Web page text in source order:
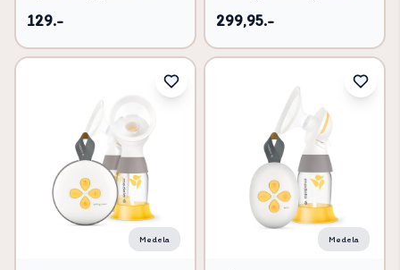
Brystmælk 50 stk
129.-
Solo
299,95.-
Medela Medela